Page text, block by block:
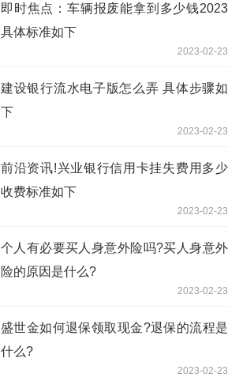
即时焦点：车辆报废能拿到多少钱2023
具体标准如下
2023-02-23
建设银行流水电子版怎么弄 具体步骤如
下
2023-02-23
前沿资讯!兴业银行信用卡挂失费用多少
收费标准如下
2023-02-23
个人有必要买人身意外险吗?买人身意外
险的原因是什么?
2023-02-23
盛世金如何退保领取现金?退保的流程是
什么?
2023-02-23